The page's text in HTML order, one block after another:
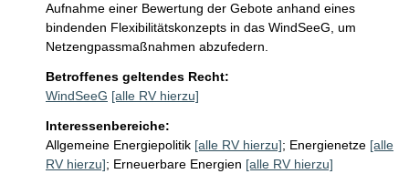
Aufnahme einer Bewertung der Gebote anhand eines
bindenden Flexibilitätskonzepts in das WindSeeG, um
Netzengpassmaßnahmen abzufedern.
Betroffenes geltendes Recht:
WindSeeG [alle RV hierzu]
Interessenbereiche:
Allgemeine Energiepolitik [alle RV hierzu]; Energienetze [alle
RV hierzu]; Erneuerbare Energien [alle RV hierzu]